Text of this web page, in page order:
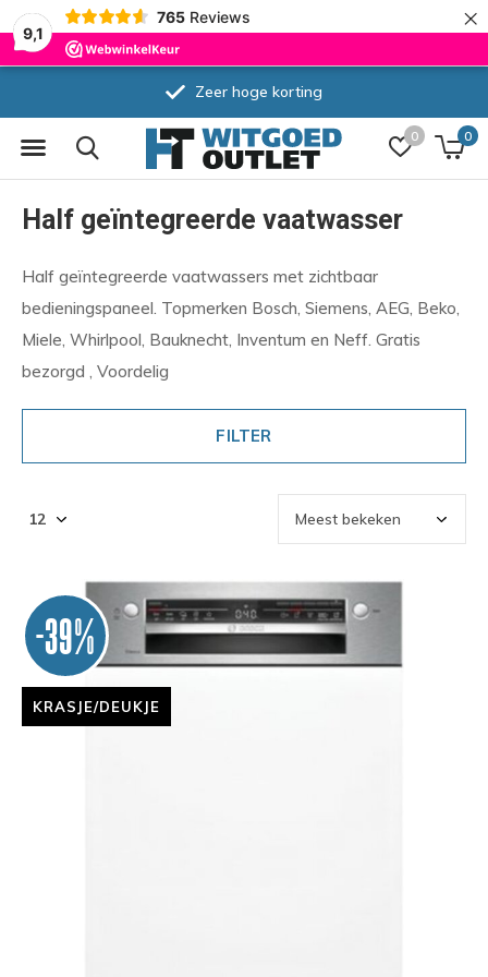
9,1
765 Reviews ×
0 0
Zeer hoge korting
Half geïntegreerde vaatwasser
Half geïntegreerde vaatwassers met zichtbaar
bedieningspaneel. Topmerken Bosch, Siemens, AEG, Beko,
Miele, Whirlpool, Bauknecht, Inventum en Neff. Gratis
bezorgd , Voordelig
FILTER
-39%
KRASJE/DEUKJE